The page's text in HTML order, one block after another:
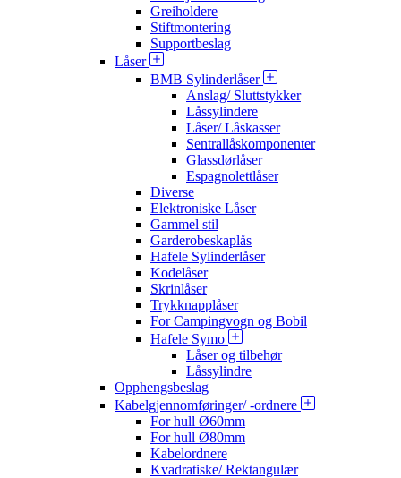
Greiholdere
Stiftmontering
Supportbeslag
Låser
BMB Sylinderlåser
Anslag/ Sluttstykker
Låssylindere
Låser/ Låskasser
Sentrallåskomponenter
Glassdørlåser
Espagnolettlåser
Diverse
Elektroniske Låser
Gammel stil
Garderobeskaplås
Hafele Sylinderlåser
Kodelåser
Skrinlåser
Trykknapplåser
For Campingvogn og Bobil
Hafele Symo
Låser og tilbehør
Låssylindre
Opphengsbeslag
Kabelgjennomføringer/ -ordnere
For hull Ø60mm
For hull Ø80mm
Kabelordnere
Kvadratiske/ Rektangulær